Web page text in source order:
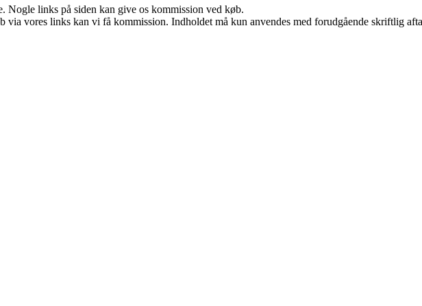
Nogle links på siden kan give os kommission ved køb.
via vores links kan vi få kommission. Indholdet må kun anvendes med forudgående skriftlig